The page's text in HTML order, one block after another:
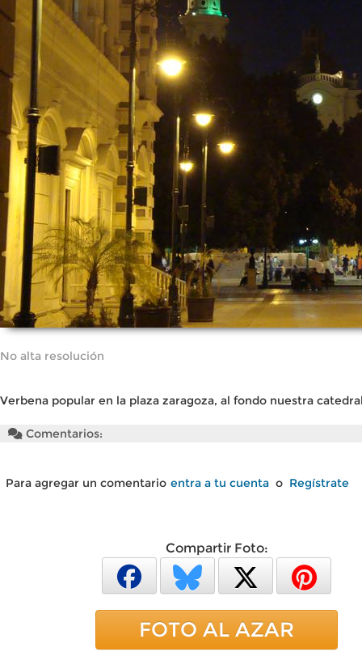
No alta resolución
Verbena popular en la plaza zaragoza, al fondo nuestra
Comentarios:
Para agregar un comentario entra a tu cuenta o Regístrate
Compartir Foto:
FOTO AL AZAR